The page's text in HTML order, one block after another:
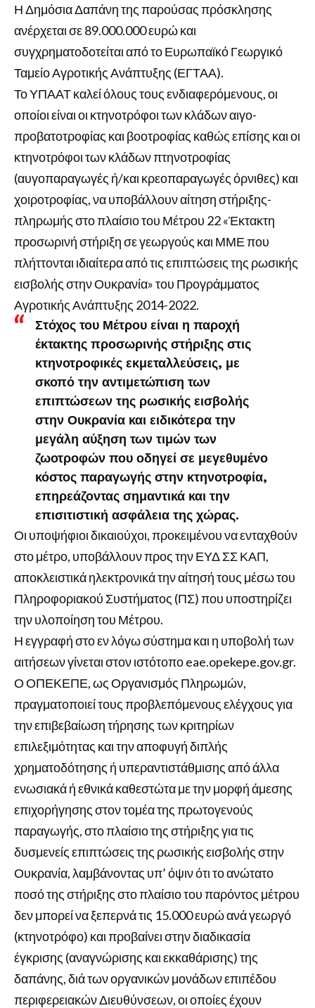
Η Δημόσια Δαπάνη της παρούσας πρόσκλησης
ανέρχεται σε 89.000.000 ευρώ και
συγχρηματοδοτείται από το Ευρωπαϊκό Γεωργικό
Ταμείο Αγροτικής Ανάπτυξης (ΕΓΤΑΑ).
Το ΥΠΑΑΤ καλεί όλους τους ενδιαφερόμενους, οι
οποίοι είναι οι κτηνοτρόφοι των κλάδων αιγο-
προβατοτροφίας και βοοτροφίας καθώς επίσης και οι
κτηνοτρόφοι των κλάδων πτηνοτροφίας
(αυγοπαραγωγές ή/και κρεοπαραγωγές όρνιθες) και
χοιροτροφίας, να υποβάλλουν αίτηση στήριξης-
πληρωμής στο πλαίσιο του Μέτρου 22 «Έκτακτη
προσωρινή στήριξη σε γεωργούς και ΜΜΕ που
πλήττονται ιδιαίτερα από τις επιπτώσεις της ρωσικής
εισβολής στην Ουκρανία» του Προγράμματος
Αγροτικής Ανάπτυξης 2014-2022.
Στόχος του Μέτρου είναι η παροχή
έκτακτης προσωρινής στήριξης στις
κτηνοτροφικές εκμεταλλεύσεις, με
σκοπό την αντιμετώπιση των
επιπτώσεων της ρωσικής εισβολής
στην Ουκρανία και ειδικότερα την
μεγάλη αύξηση των τιμών των
ζωοτροφών που οδηγεί σε μεγεθυμένο
κόστος παραγωγής στην κτηνοτροφία,
επηρεάζοντας σημαντικά και την
επισιτιστική ασφάλεια της χώρας.
Οι υποψήφιοι δικαιούχοι, προκειμένου να ενταχθούν
στο μέτρο, υποβάλλουν προς την ΕΥΔ ΣΣ ΚΑΠ,
αποκλειστικά ηλεκτρονικά την αίτησή τους μέσω του
Πληροφοριακού Συστήματος (ΠΣ) που υποστηρίζει
την υλοποίηση του Μέτρου.
Η εγγραφή στο εν λόγω σύστημα και η υποβολή των
αιτήσεων γίνεται στον ιστότοπο eae.opekepe.gov.gr.
Ο ΟΠΕΚΕΠΕ, ως Οργανισμός Πληρωμών,
πραγματοποιεί τους προβλεπόμενους ελέγχους για
την επιβεβαίωση τήρησης των κριτηρίων
επιλεξιμότητας και την αποφυγή διπλής
χρηματοδότησης ή υπεραντιστάθμισης από άλλα
ενωσιακά ή εθνικά καθεστώτα με την μορφή άμεσης
επιχορήγησης στον τομέα της πρωτογενούς
παραγωγής, στο πλαίσιο της στήριξης για τις
δυσμενείς επιπτώσεις της ρωσικής εισβολής στην
Ουκρανία, λαμβάνοντας υπ’ όψιν ότι το ανώτατο
ποσό της στήριξης στο πλαίσιο του παρόντος μέτρου
δεν μπορεί να ξεπερνά τις 15.000 ευρώ ανά γεωργό
(κτηνοτρόφο) και προβαίνει στην διαδικασία
έγκρισης (αναγνώρισης και εκκαθάρισης) της
δαπάνης, διά των οργανικών μονάδων επιπέδου
περιφερειακών Διευθύνσεων, οι οποίες έχουν